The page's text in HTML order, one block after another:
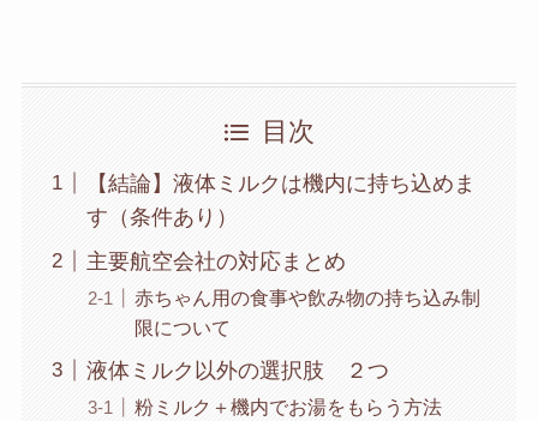
目次
【結論】液体ミルクは機内に持ち込めま
す（条件あり）
主要航空会社の対応まとめ
赤ちゃん用の食事や飲み物の持ち込み制
限について
液体ミルク以外の選択肢 ２つ
粉ミルク＋機内でお湯をもらう方法